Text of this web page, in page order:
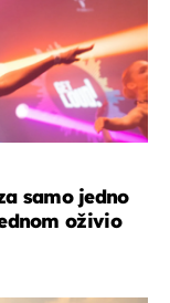
samo jedno
oživio